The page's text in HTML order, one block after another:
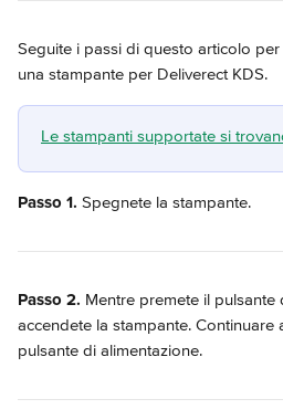
Seguite i passi di questo articolo
una stampante per Deliverect KDS.
Le stampanti supportate si
Passo 1. Spegnete la stampante.
Passo 2. Mentre premete il pulsante
accendete la stampante. Continuare
pulsante di alimentazione.